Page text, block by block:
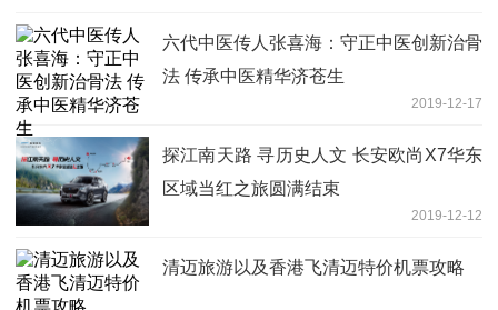
六代中医传人张喜海：守正中医创新治骨
法 传承中医精华济苍生
2019-12-17
探江南天路 寻历史人文 长安欧尚X7华东
区域当红之旅圆满结束
2019-12-12
清迈旅游以及香港飞清迈特价机票攻略